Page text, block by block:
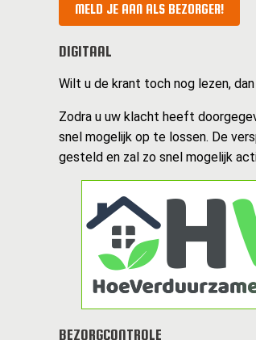
MELD JE AAN ALS BEZORGER!
DIGITAAL
Wilt u de krant toch nog lezen,
Zodra u uw klacht heeft
snel mogelijk op te lossen. De
gesteld en zal zo snel mogelijk
BEZORGCONTROLE